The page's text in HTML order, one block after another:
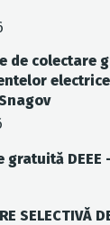
de colectare
gratuită DEEE
SELECTIVĂ